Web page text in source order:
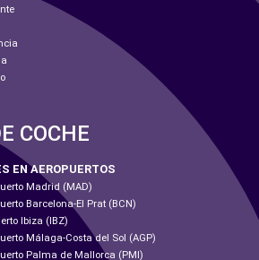
COCHE
EN AEROPUERTOS
Madrid (MAD)
Barcelona-El Prat (BCN)
Ibiza (IBZ)
Málaga-Costa del Sol (AGP)
Palma de Mallorca (PMI)